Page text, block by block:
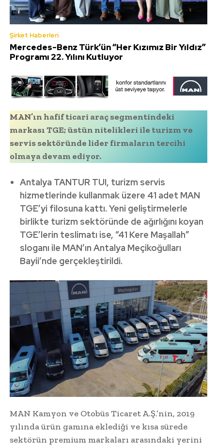
Şirket Haberleri
Mercedes-Benz Türk’ün “Her Kızımız Bir Yıldız”
Programı 22. Yılını Kutluyor
MAN’ın hafif ticari araç segmentindeki
markası TGE; üstün nitelikleri ile turizm ve
servis sektöründe lider firmaların tercihi
olmaya devam ediyor.
Antalya TANTUR TUI, turizm servis
hizmetlerinde kullanmak üzere 41 adet MAN
TGE’yi filosuna kattı. Yeni geliştirmelerle
birlikte turizm sektöründe de ağırlığını koyan
TGE’lerin teslimatı ise, “41 Kere Maşallah”
sloganı ile MAN’ın Antalya Meçikoğulları
Bayii’nde gerçekleştirildi.
MAN Kamyon ve Otobüs Ticaret A.Ş.’nin, 2019
yılında ürün gamına eklediği ve kısa sürede
sektörün premium markaları arasındaki yerini